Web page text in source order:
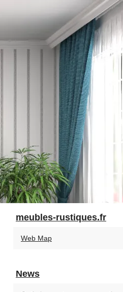
meubles-rustiques.fr
Web Map
News